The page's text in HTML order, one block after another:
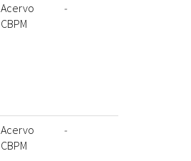
Acervo
CBPM
-
Acervo
CBPM
-